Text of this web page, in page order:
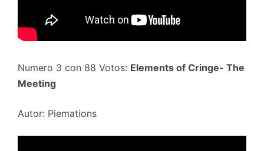
Numero 3 con 88 Votos: Elements of Cringe- The
Meeting
Autor: Piemations